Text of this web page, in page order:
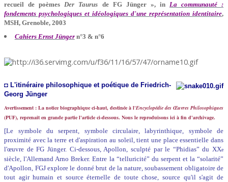
recueil de poèmesDer Taurus de FG Jünger », in La communauté :
fondements psychologiques et idéologiques d'une représentation identitaire,
MSH, Grenoble, 2003
Cahiers Ernst Jüngern°3 & n°6
◘ L'itinéraire philosophique et poétique de Friedrich-
Georg Jünger
Avertissement : La notice biographique ci-haut, destinée à l'Encyclopédie des Œuvres Philosophiques
(PUF), reprenait en grande partie l'article ci-dessous. Nous le reproduisons ici à fin d'archivage.
[Le symbole du serpent, symbole circulaire, labyrinthique, symbole de
proximité avec la terre et d'aspiration au soleil, tient une place essentielle dans
l'œuvre de FG Jünger. Ci-dessous, Apollon, sculpté par le “Phidias” du XXe
siècle, l'Allemand Arno Breker. Entre la “telluricité” du serpent et la “solarité”
d'Apollon, FGJ explore le donné brut de la nature, soubassement obligatoire de
tout agir humain et source éternelle de toute chose, source qu'il s'agit de